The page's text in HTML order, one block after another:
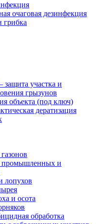
очаговая дезинфекция
грибка
защита участка и
грызунов
объекта (под ключ)
дератизация
промышленных и
лопухов
и осота
обработка